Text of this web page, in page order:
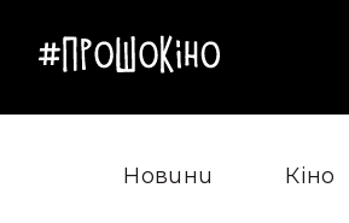
Новини Кіно